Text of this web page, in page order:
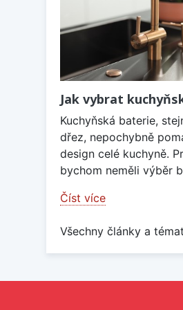
Jak vybrat
Kuchyňská baterie,
dřez, nepochybně
design celé kuchyně.
bychom neměli výběr
Číst více
Všechny články a